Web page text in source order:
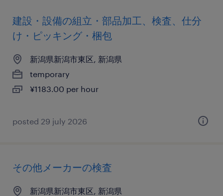
建設・設備の組立・部品加工、検査、仕分
け・ピッキング・梱包
新潟県新潟市東区, 新潟県
temporary
¥1183.00 per hour
posted 29 july 2026
その他メーカーの検査
新潟県新潟市東区, 新潟県